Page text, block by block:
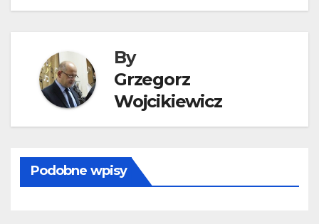
By
Grzegorz
Wojcikiewicz
Podobne wpisy